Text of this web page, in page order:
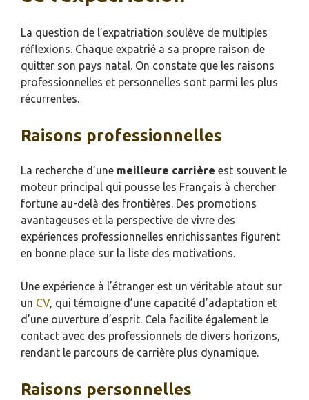
La question de l’expatriation soulève de multiples
réflexions. Chaque expatrié a sa propre raison de
quitter son pays natal. On constate que les raisons
professionnelles et personnelles sont parmi les plus
récurrentes.
Raisons professionnelles
La recherche d’une meilleure carrière est souvent le
moteur principal qui pousse les Français à chercher
fortune au-delà des frontières. Des promotions
avantageuses et la perspective de vivre des
expériences professionnelles enrichissantes figurent
en bonne place sur la liste des motivations.
Une expérience à l’étranger est un véritable atout sur
un CV, qui témoigne d’une capacité d’adaptation et
d’une ouverture d’esprit. Cela facilite également le
contact avec des professionnels de divers horizons,
rendant le parcours de carrière plus dynamique.
Raisons personnelles